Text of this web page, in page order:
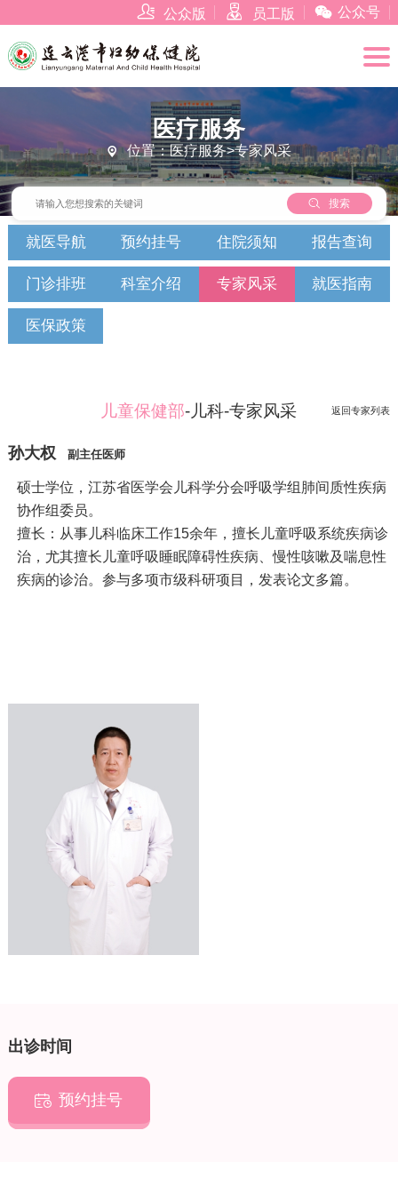
 公众版  员工版  公众号
 搜索
医疗服务
 位置：医疗服务>专家风采
就医导航 预约挂号 住院须知 报告查询
门诊排班 科室介绍 专家风采 就医指南
医保政策
儿童保健部-儿科-专家风采 返回专家列表
孙大权 副主任医师
硕士学位，江苏省医学会儿科学分会呼吸学组肺间质性疾病
协作组委员。
擅长：从事儿科临床工作15余年，擅长儿童呼吸系统疾病诊
治，尤其擅长儿童呼吸睡眠障碍性疾病、慢性咳嗽及喘息性
疾病的诊治。参与多项市级科研项目，发表论文多篇。
出诊时间
 预约挂号